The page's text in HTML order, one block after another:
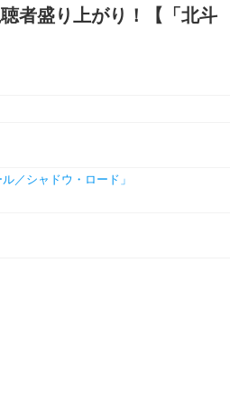
者盛り上がり！【「北斗
／シャドウ・ロード」